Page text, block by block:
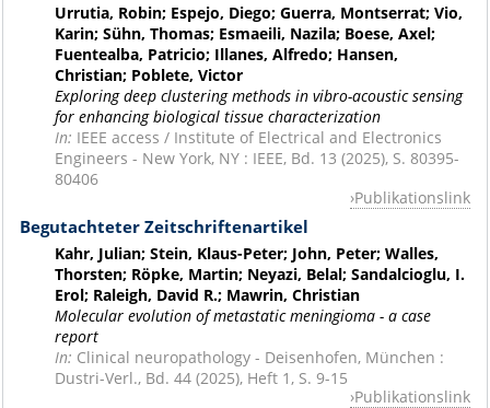
Urrutia, Robin; Espejo, Diego; Guerra, Montserrat; Vio,
Karin; Sühn, Thomas; Esmaeili, Nazila; Boese, Axel;
Fuentealba, Patricio; Illanes, Alfredo; Hansen,
Christian; Poblete, Victor
Exploring deep clustering methods in vibro-acoustic sensing
for enhancing biological tissue characterization
In: IEEE access / Institute of Electrical and Electronics
Engineers - New York, NY : IEEE, Bd. 13 (2025), S. 80395-
80406
Publikationslink
Begutachteter Zeitschriftenartikel
Kahr, Julian; Stein, Klaus-Peter; John, Peter; Walles,
Thorsten; Röpke, Martin; Neyazi, Belal; Sandalcioglu, I.
Erol; Raleigh, David R.; Mawrin, Christian
Molecular evolution of metastatic meningioma - a case
report
In: Clinical neuropathology - Deisenhofen, München :
Dustri-Verl., Bd. 44 (2025), Heft 1, S. 9-15
Publikationslink